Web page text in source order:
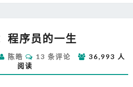
画：
序
员
程序员的一生
陈皓
评
论
13 条评论
36,993 人
阅读